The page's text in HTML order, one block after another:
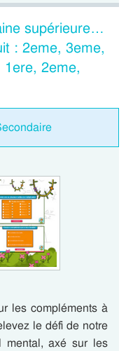
supérieure…
: 2eme, 3eme,
2eme,
les compléments à
le défi de notre
mental, axé sur les